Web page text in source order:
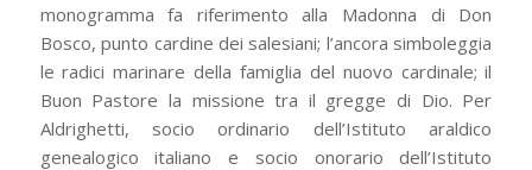
monogramma fa riferimento alla Madonna di Don
Bosco, punto cardine dei salesiani; l’ancora simboleggia
le radici marinare della famiglia del nuovo cardinale; il
Buon Pastore la missione tra il gregge di Dio. Per
Aldrighetti, socio ordinario dell’Istituto araldico
genealogico italiano e socio onorario dell’Istituto